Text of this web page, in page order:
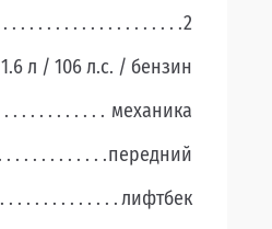
2
1.6 л / 106 л.c. / бензин
механика
передний
лифтбек